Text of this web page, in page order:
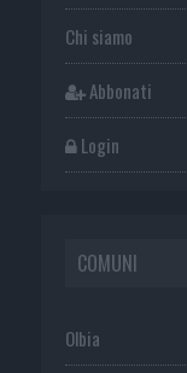
Chi siamo
Abbonati
Login
COMUNI
Olbia